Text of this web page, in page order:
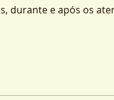
durante e após os